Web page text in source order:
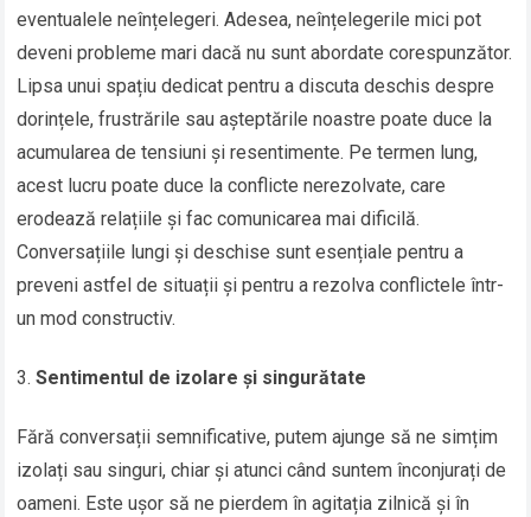
eventualele neînțelegeri. Adesea, neînțelegerile mici pot
deveni probleme mari dacă nu sunt abordate corespunzător.
Lipsa unui spațiu dedicat pentru a discuta deschis despre
dorințele, frustrările sau așteptările noastre poate duce la
acumularea de tensiuni și resentimente. Pe termen lung,
acest lucru poate duce la conflicte nerezolvate, care
erodează relațiile și fac comunicarea mai dificilă.
Conversațiile lungi și deschise sunt esențiale pentru a
preveni astfel de situații și pentru a rezolva conflictele într-
un mod constructiv.
Sentimentul de izolare și singurătate
Fără conversații semnificative, putem ajunge să ne simțim
izolați sau singuri, chiar și atunci când suntem înconjurați de
oameni. Este ușor să ne pierdem în agitația zilnică și în